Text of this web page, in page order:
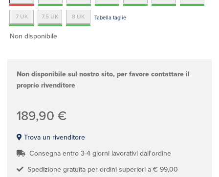
7 UK 7.5 UK 8 UK Tabella taglie
Non disponibile
Non disponibile sul nostro sito, per favore contattare il
proprio rivenditore
189,90 €
Trova un rivenditore
Consegna entro 3-4 giorni lavorativi dall'ordine
Spedizione gratuita per ordini superiori a € 99,00